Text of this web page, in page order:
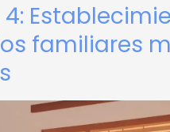
4:
familiares